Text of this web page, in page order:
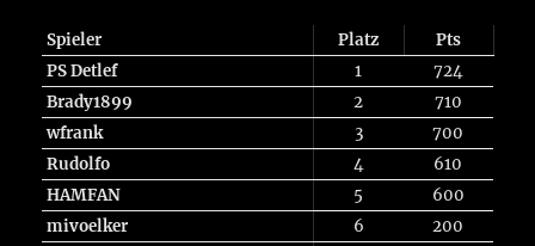
Spieler Platz
Pts
PS Detlef
1
724
Brady1899
2
710
wfrank
3
700
Rudolfo
4
610
HAMFAN
5
600
mivoelker
6
200